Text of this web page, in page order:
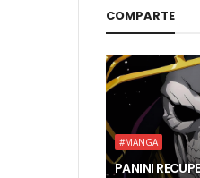
COMPARTE
#MANGA
PANINI